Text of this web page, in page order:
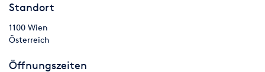
Standort
1100 Wien
Österreich
Öffnungszeiten